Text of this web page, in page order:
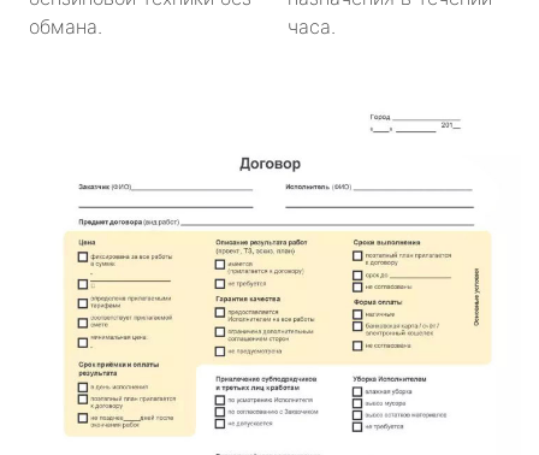
обмана.
часа.